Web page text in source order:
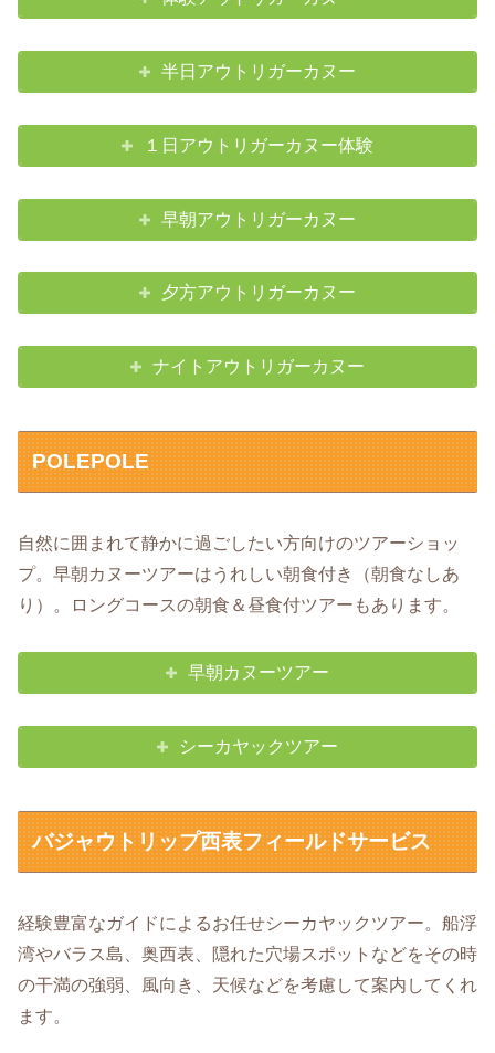
半日アウトリガーカヌー
１日アウトリガーカヌー体験
早朝アウトリガーカヌー
夕方アウトリガーカヌー
ナイトアウトリガーカヌー
POLEPOLE
自然に囲まれて静かに過ごしたい方向けのツアーショッ
プ。早朝カヌーツアーはうれしい朝食付き（朝食なしあ
り）。ロングコースの朝食＆昼食付ツアーもあります。
早朝カヌーツアー
シーカヤックツアー
バジャウトリップ西表フィールドサービス
経験豊富なガイドによるお任せシーカヤックツアー。船浮
湾やバラス島、奥西表、隠れた穴場スポットなどをその時
の干満の強弱、風向き、天候などを考慮して案内してくれ
ます。